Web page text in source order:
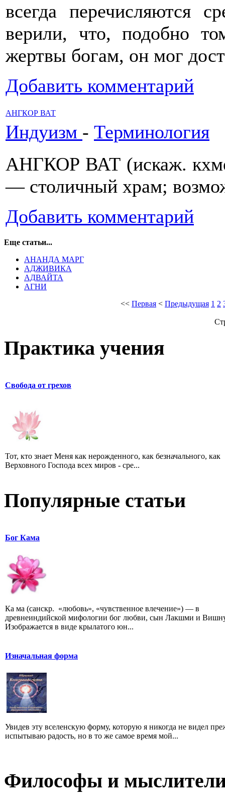
всегда перечисляются
верили, что, подобно
жертвы богам, он мог
Добавить комментарий
АНГКОР ВАТ
Индуизм - Терминология
АНГКОР ВАТ (искаж.
— столичный храм;
Добавить комментарий
Еще статьи...
АНАНДА МАРГ
АДЖИВИКА
АДВАЙТА
АГНИ
<< Первая < Предыдущая 1 2
Практика учения
Свобода от грехов
Тот, кто знает Меня как нерожденного, как безначального, как
Верховного Господа всех миров - сре...
Популярные статьи
Бог Кама
Ка ма (санскр. «любовь», «чувственное влечение») — в
древнеиндийской мифологии бог любви, сын Лакшми и
Изображается в виде крылатого юн...
Изначальная форма
Увидев эту вселенскую форму, которую я никогда не видел
испытываю радость, но в то же самое время мой...
Философы и